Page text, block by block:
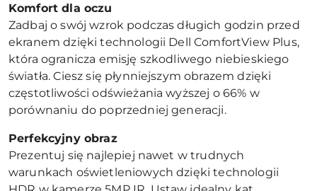
Komfort dla oczu
Zadbaj o swój wzrok podczas długich godzin przed
ekranem dzięki technologii Dell ComfortView Plus,
która ogranicza emisję szkodliwego niebieskiego
światła. Ciesz się płynniejszym obrazem dzięki
częstotliwości odświeżania wyższej o 66% w
porównaniu do poprzedniej generacji.
Perfekcyjny obraz
Prezentuj się najlepiej nawet w trudnych
warunkach oświetleniowych dzięki technologii